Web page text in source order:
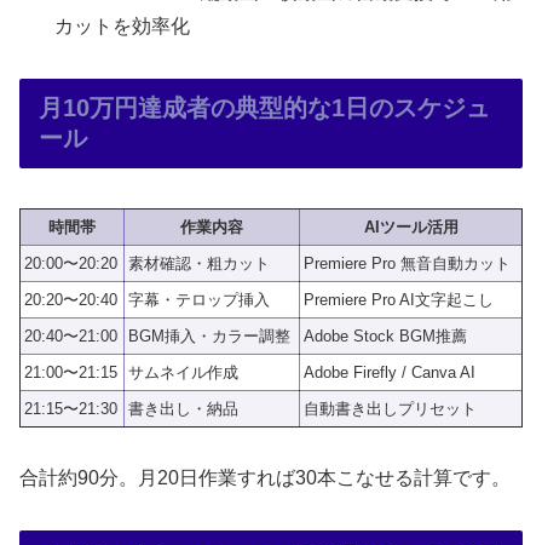
カットを効率化
月10万円達成者の典型的な1日のスケジュ
ール
時間帯 作業内容
AIツール活用
20:00〜20:20 素材確認・粗カット
Premiere Pro 無音自動カット
20:20〜20:40 字幕・テロップ挿入
Premiere Pro AI文字起こし
20:40〜21:00
BGM挿入・カラー調整
Adobe Stock BGM推薦
21:00〜21:15 サムネイル作成
Adobe Firefly / Canva AI
21:15〜21:30 書き出し・納品 自動書き出しプリセット
合計約90分。月20日作業すれば30本こなせる計算です。